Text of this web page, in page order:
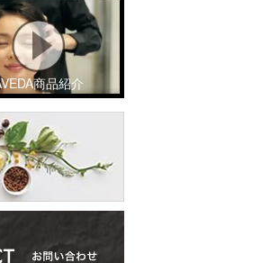
商品紹介